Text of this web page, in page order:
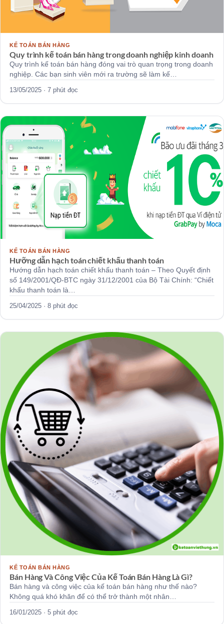
KẾ TOÁN BÁN HÀNG
Quy trình kế toán bán hàng trong doanh nghiệp kinh doanh
Quy trình kế toán bán hàng đóng vai trò quan trọng trong doanh
nghiệp. Các bạn sinh viên mới ra trường sẽ làm kế…
13/05/2025 · 7 phút đọc
KẾ TOÁN BÁN HÀNG
Hưỡng dẫn hạch toán chiết khấu thanh toán
Hướng dẫn hạch toán chiết khấu thanh toán – Theo Quyết định
số 149/2001/QĐ-BTC ngày 31/12/2001 của Bộ Tài Chính: “Chiết
khấu thanh toán là…
25/04/2025 · 8 phút đọc
KẾ TOÁN BÁN HÀNG
Bán Hàng Và Công Việc Của Kế Toán Bán Hàng Là Gì?
Bán hàng và công việc của kế toán bán hàng như thế nào?
Không quá khó khăn để có thể trở thành một nhân…
16/01/2025 · 5 phút đọc